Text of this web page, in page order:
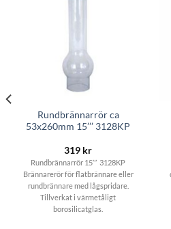
Rundbrännarrör ca
53x260mm 15’’’ 3128KP
319 kr
Rundbrännarrör 15’’’ 3128KP
Brännarerör för flatbrännare eller
rundbrännare med lågspridare.
Tillverkat i värmetåligt
borosilicatglas.